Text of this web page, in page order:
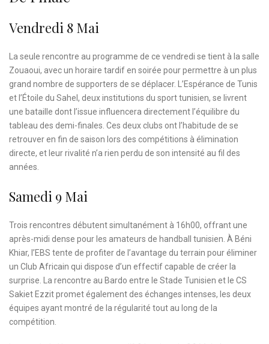
Vendredi 8 Mai
La seule rencontre au programme de ce vendredi se tient à la salle
Zouaoui, avec un horaire tardif en soirée pour permettre à un plus
grand nombre de supporters de se déplacer. L’Espérance de Tunis
et l’Étoile du Sahel, deux institutions du sport tunisien, se livrent
une bataille dont l’issue influencera directement l’équilibre du
tableau des demi-finales. Ces deux clubs ont l’habitude de se
retrouver en fin de saison lors des compétitions à élimination
directe, et leur rivalité n’a rien perdu de son intensité au fil des
années.
Samedi 9 Mai
Trois rencontres débutent simultanément à 16h00, offrant une
après-midi dense pour les amateurs de handball tunisien. À Béni
Khiar, l’EBS tente de profiter de l’avantage du terrain pour éliminer
un Club Africain qui dispose d’un effectif capable de créer la
surprise. La rencontre au Bardo entre le Stade Tunisien et le CS
Sakiet Ezzit promet également des échanges intenses, les deux
équipes ayant montré de la régularité tout au long de la
compétition.